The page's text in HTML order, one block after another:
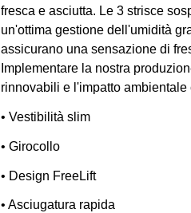
fresca e asciutta. Le 3 strisce
un'ottima gestione dell'umidità
assicurano una sensazione di
Implementare la nostra
rinnovabili e l'impatto
• Vestibilità slim
• Girocollo
• Design FreeLift
• Asciugatura rapida